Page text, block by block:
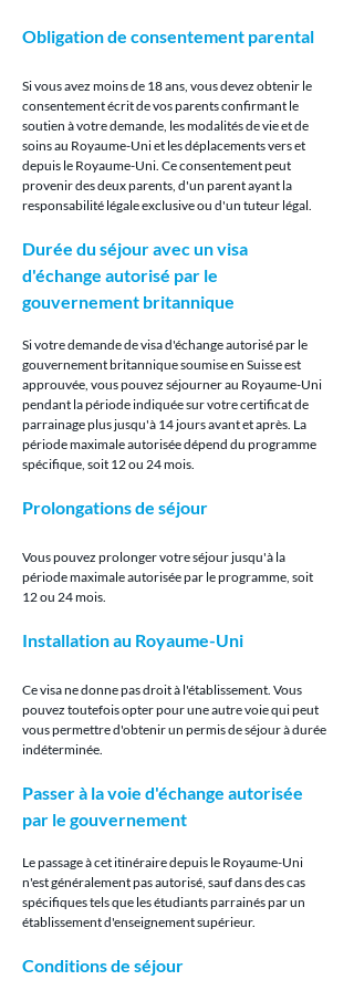
Obligation de consentement parental
Si vous avez moins de 18 ans, vous devez obtenir le
consentement écrit de vos parents confirmant le
soutien à votre demande, les modalités de vie et de
soins au Royaume-Uni et les déplacements vers et
depuis le Royaume-Uni. Ce consentement peut
provenir des deux parents, d'un parent ayant la
responsabilité légale exclusive ou d'un tuteur légal.
Durée du séjour avec un visa
d'échange autorisé par le
gouvernement britannique
Si votre demande de visa d'échange autorisé par le
gouvernement britannique soumise en Suisse est
approuvée, vous pouvez séjourner au Royaume-Uni
pendant la période indiquée sur votre certificat de
parrainage plus jusqu'à 14 jours avant et après. La
période maximale autorisée dépend du programme
spécifique, soit 12 ou 24 mois.
Prolongations de séjour
Vous pouvez prolonger votre séjour jusqu'à la
période maximale autorisée par le programme, soit
12 ou 24 mois.
Installation au Royaume-Uni
Ce visa ne donne pas droit à l'établissement. Vous
pouvez toutefois opter pour une autre voie qui peut
vous permettre d'obtenir un permis de séjour à durée
indéterminée.
Passer à la voie d'échange autorisée
par le gouvernement
Le passage à cet itinéraire depuis le Royaume-Uni
n'est généralement pas autorisé, sauf dans des cas
spécifiques tels que les étudiants parrainés par un
établissement d'enseignement supérieur.
Conditions de séjour